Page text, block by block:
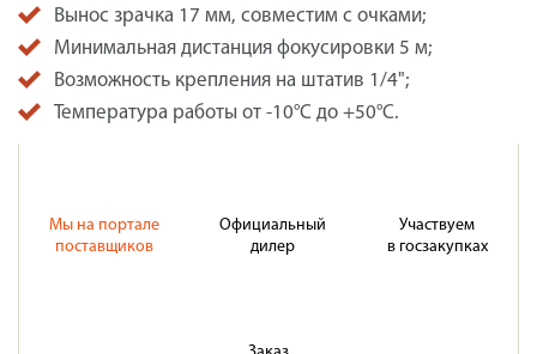
Вынос зрачка 17 мм, совместим с очками;
Минимальная дистанция фокусировки 5 м;
Возможность крепления на штатив 1/4";
Температура работы от -10°C до +50°C.
Мы на портале
поставщиков
Официальный
дилер
Участвуем
в госзакупках